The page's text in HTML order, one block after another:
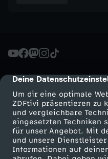
cmp-dialog-
Deine
Um dir eine optimale
ZDFtivi präsentieren zu
und vergleichbare
eingesetzten
für unser Angebot. Mit
und unsere
Informationen auf
n
m
a
c
h
Mehr ZDF
ZDF-Apps